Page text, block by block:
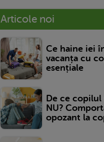
Articole noi
Ce haine iei
vacanța cu
esențiale
De ce copilul
NU?
opozant la